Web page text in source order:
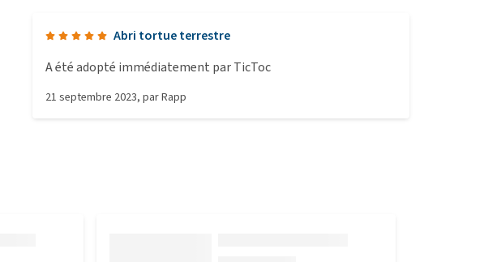
Abri tortue terrestre
A été adopté immédiatement par TicToc
21 septembre 2023, parRapp